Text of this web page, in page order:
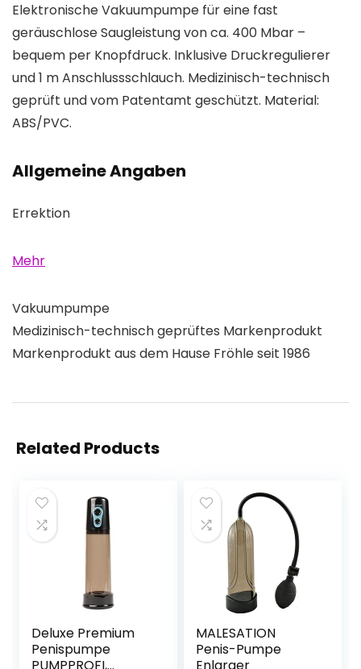
Elektronische Vakuumpumpe für eine fast
geräuschlose Saugleistung von ca. 400 Mbar –
bequem per Knopfdruck. Inklusive Druckregulierer
und 1 m Anschlussschlauch. Medizinisch-technisch
geprüft und vom Patentamt geschützt. Material:
ABS/PVC.
Allgemeine Angaben
Errektion
Mehr
Vakuumpumpe
Medizinisch-technisch geprüftes Markenprodukt
Markenprodukt aus dem Hause Fröhle seit 1986
Related Products
Deluxe Premium
Penispumpe
MALESATION
Penis-Pumpe